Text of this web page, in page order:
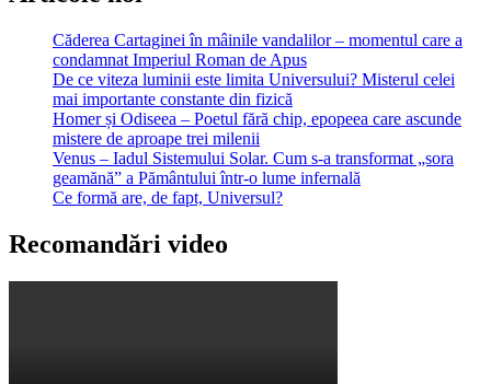
Căderea Cartaginei în mâinile vandalilor – momentul care a
condamnat Imperiul Roman de Apus
De ce viteza luminii este limita Universului? Misterul celei
mai importante constante din fizică
Homer și Odiseea – Poetul fără chip, epopeea care ascunde
mistere de aproape trei milenii
Venus – Iadul Sistemului Solar. Cum s-a transformat „sora
geamănă” a Pământului într-o lume infernală
Ce formă are, de fapt, Universul?
Recomandări video